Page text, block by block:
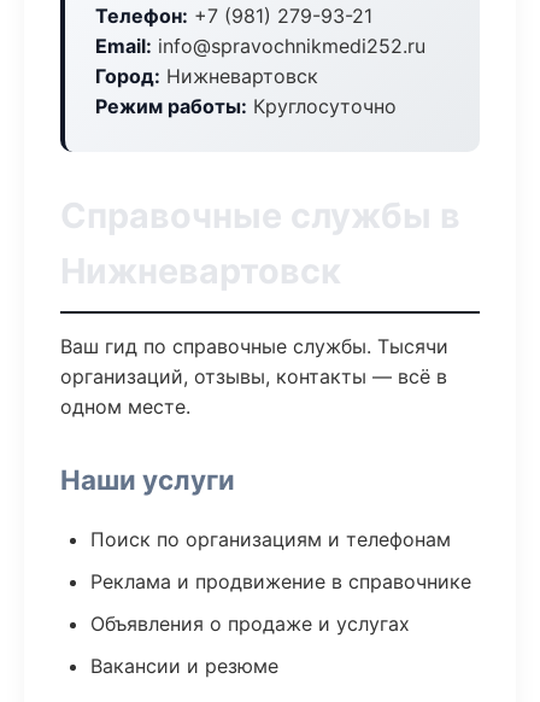
Телефон: +7 (981) 279-93-21
Email: info@spravochnikmedi252.ru
Город: Нижневартовск
Режим работы: Круглосуточно
Справочные службы в
Нижневартовск
Ваш гид по справочные службы. Тысячи
организаций, отзывы, контакты — всё в
одном месте.
Наши услуги
Поиск по организациям и телефонам
Реклама и продвижение в справочнике
Объявления о продаже и услугах
Вакансии и резюме